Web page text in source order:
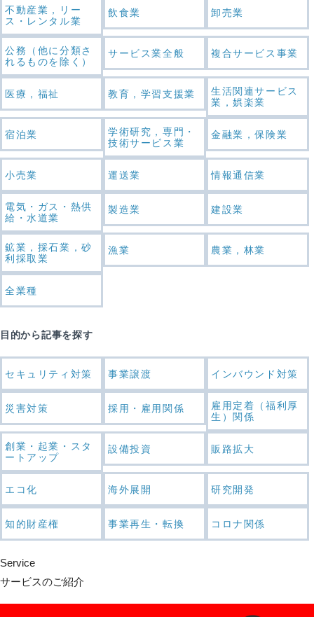
不動産業，リー
ス・レンタル業
飲食業 卸売業
公務（他に分類さ
れるものを除く）
サービス業全般 複合サービス事業
医療，福祉 教育，学習支援業
生活関連サービス
業，娯楽業
宿泊業
学術研究，専門・
技術サービス業
金融業，保険業
小売業 運送業 情報通信業
電気・ガス・熱供
給・水道業
製造業 建設業
鉱業，採石業，砂
利採取業
漁業 農業，林業
全業種
目的から記事を探す
セキュリティ対策 事業譲渡 インバウンド対策
災害対策 採用・雇用関係
雇用定着（福利厚
生）関係
創業・起業・スタ
ートアップ
設備投資 販路拡大
エコ化 海外展開 研究開発
知的財産権 事業再生・転換 コロナ関係
Service
サービスのご紹介